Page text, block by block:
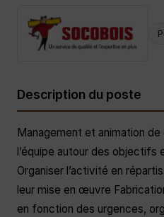
Description du poste
Management et animation
l’équipe autour des
Organiser l’activité en
leur mise en œuvre
en fonction des urgences,